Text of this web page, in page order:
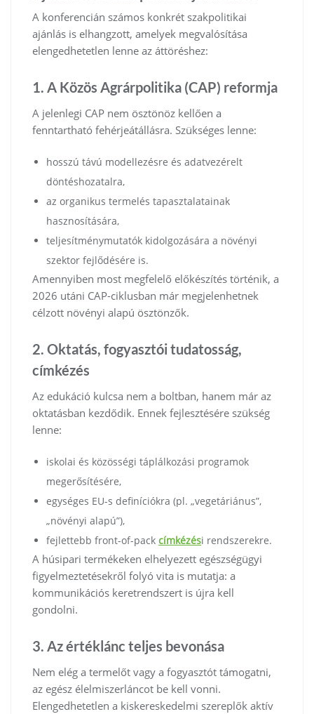
A konferencián számos konkrét szakpolitikai
ajánlás is elhangzott, amelyek megvalósítása
elengedhetetlen lenne az áttöréshez:
1. A Közös Agrárpolitika (CAP) reformja
A jelenlegi CAP nem ösztönöz kellően a
fenntartható fehérjeátállásra. Szükséges lenne:
hosszú távú modellezésre és adatvezérelt
döntéshozatalra,
az organikus termelés tapasztalatainak
hasznosítására,
teljesítménymutatók kidolgozására a növényi
szektor fejlődésére is.
Amennyiben most megfelelő előkészítés történik, a
2026 utáni CAP-ciklusban már megjelenhetnek
célzott növényi alapú ösztönzők.
2. Oktatás, fogyasztói tudatosság,
címkézés
Az edukáció kulcsa nem a boltban, hanem már az
oktatásban kezdődik. Ennek fejlesztésére szükség
lenne:
iskolai és közösségi táplálkozási programok
megerősítésére,
egységes EU-s definíciókra (pl. „vegetáriánus”,
„növényi alapú”),
fejlettebb front-of-pack címkézési rendszerekre.
A húsipari termékeken elhelyezett egészségügyi
figyelmeztetésekről folyó vita is mutatja: a
kommunikációs keretrendszert is újra kell
gondolni.
3. Az értéklánc teljes bevonása
Nem elég a termelőt vagy a fogyasztót támogatni,
az egész élelmiszerláncot be kell vonni.
Elengedhetetlen a kiskereskedelmi szereplők aktív